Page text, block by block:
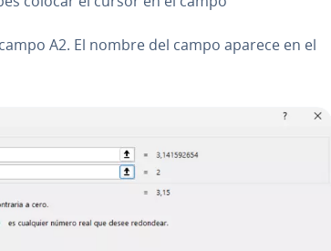
A2. El nombre del campo aparece en el